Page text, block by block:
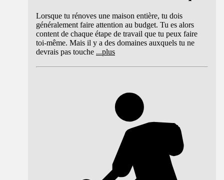
Lorsque tu rénoves une maison entière, tu dois
généralement faire attention au budget. Tu es alors
content de chaque étape de travail que tu peux faire
toi-même. Mais il y a des domaines auxquels tu ne
devrais pas touche ...plus